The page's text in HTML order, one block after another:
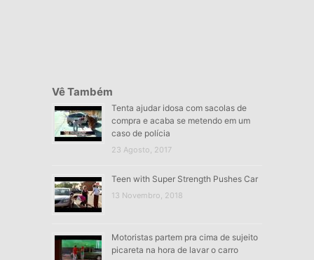
Vê Também
Tenta ajudar idosa com sacolas de
compra e acaba se metendo em um
caso de polícia
23 Agosto, 2017
Teen with Super Strength Pushes Car
13 Novembro, 2018
Motoristas partem pra cima de sujeito
picareta na hora de lavar o carro